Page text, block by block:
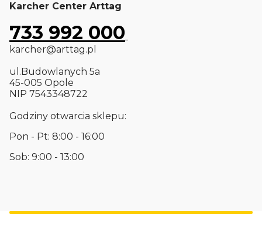
Karcher Center Arttag
733 992 000
karcher@arttag.pl
ul.Budowlanych 5a
45-005 Opole
NIP 7543348722
Godziny otwarcia sklepu:
Pon - Pt: 8:00 - 16:00
Sob: 9:00 - 13:00